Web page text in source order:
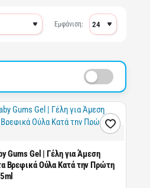
Εμφάνιση:
Gums Gel | Γέλη για Άμεση
Βρεφικά Ούλα Κατά την Πρώτη